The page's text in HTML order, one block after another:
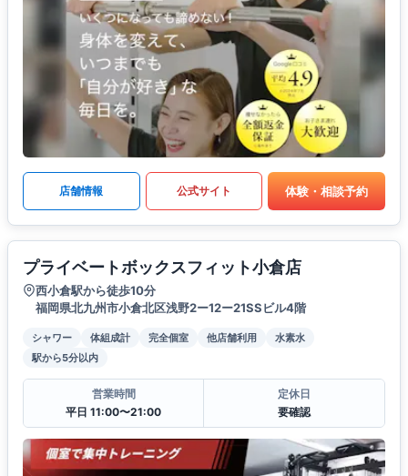
店舗情報 公式サイト 体験・相談予約
プライベートボックスフィット小倉店
西小倉駅から徒歩10分
福岡県北九州市小倉北区浅野2ー12ー21SSビル4階
シャワー 体組成計 完全個室 他店舗利用
水素水
駅から5分以内
営業時間
平日 11:00〜21:00
定休日
要確認